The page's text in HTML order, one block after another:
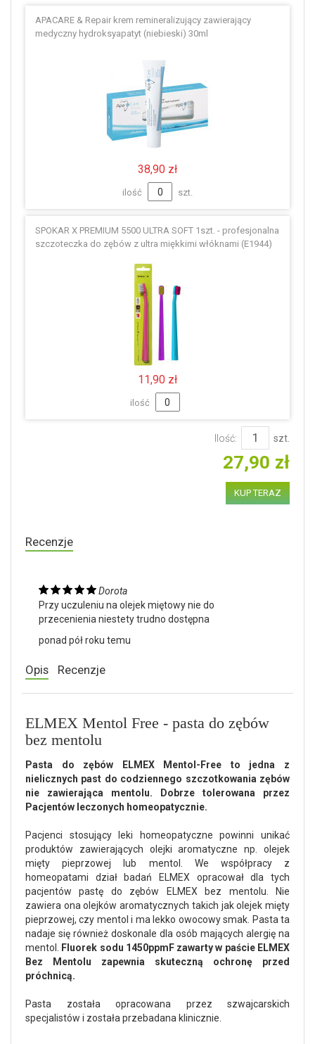
APACARE & Repair krem remineralizujący zawierający
medyczny hydroksyapatyt (niebieski) 30ml
38,90 zł
ilość szt.
SPOKAR X PREMIUM 5500 ULTRA SOFT 1szt. - profesjonalna
szczoteczka do zębów z ultra miękkimi włóknami (E1944)
11,90 zł
ilość
Ilość: szt.
27,90 zł
KUP TERAZ
Recenzje
Dorota
Przy uczuleniu na olejek miętowy nie do
przecenienia niestety trudno dostępna
ponad pół roku temu
Opis Recenzje
ELMEX Mentol Free - pasta do zębów
bez mentolu
Pasta do zębów ELMEX Mentol-Free to jedna z
nielicznych past do codziennego szczotkowania zębów
nie zawierająca mentolu. Dobrze tolerowana przez
Pacjentów leczonych homeopatycznie.
Pacjenci stosujący leki homeopatyczne powinni unikać
produktów zawierających olejki aromatyczne np. olejek
mięty pieprzowej lub mentol. We współpracy z
homeopatami dział badań ELMEX opracował dla tych
pacjentów pastę do zębów ELMEX bez mentolu. Nie
zawiera ona olejków aromatycznych takich jak olejek mięty
pieprzowej, czy mentol i ma lekko owocowy smak. Pasta ta
nadaje się również doskonale dla osób mających alergię na
mentol.
Fluorek sodu 1450ppmF zawarty w paście ELMEX
Bez Mentolu zapewnia skuteczną ochronę przed
próchnicą.
Pasta została opracowana przez szwajcarskich
specjalistów i została przebadana klinicznie.